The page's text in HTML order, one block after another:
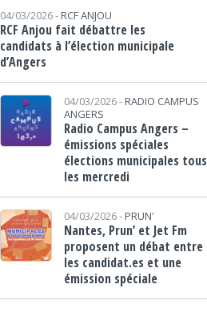
04/03/2026 - RCF ANJOU
RCF Anjou fait débattre les
candidats à l’élection municipale
d’Angers
04/03/2026 - RADIO CAMPUS
ANGERS
Radio Campus Angers –
émissions spéciales
élections municipales tous
les mercredi
04/03/2026 - PRUN'
Nantes, Prun’ et Jet Fm
proposent un débat entre
les candidat.es et une
émission spéciale